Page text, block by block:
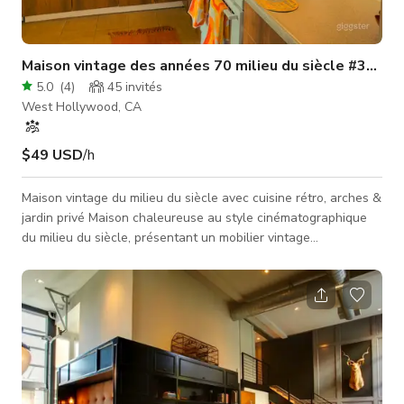
Maison vintage des années 70 milieu du siècle #333
5.0 (4) 45 invités
West Hollywood, CA
$49 USD/h
Maison vintage du milieu du siècle avec cuisine rétro, arches &
jardin privé Maison chaleureuse au style cinématographique
du milieu du siècle, présentant un mobilier vintage
entièrement stylée, parfaite pour les tournages de films,
séances photo, publicités, interviews, contenus lifestyle et
projets d'époque. Cette maison offre plusieurs ambiances
distinctes en un seul lieu, avec une cohérence des années 60-
70, une lumière n